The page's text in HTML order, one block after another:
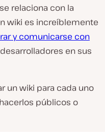
relaciona con la
wiki es increíblemente
y comunicarse con
en sus
un wiki para cada uno
públicos o